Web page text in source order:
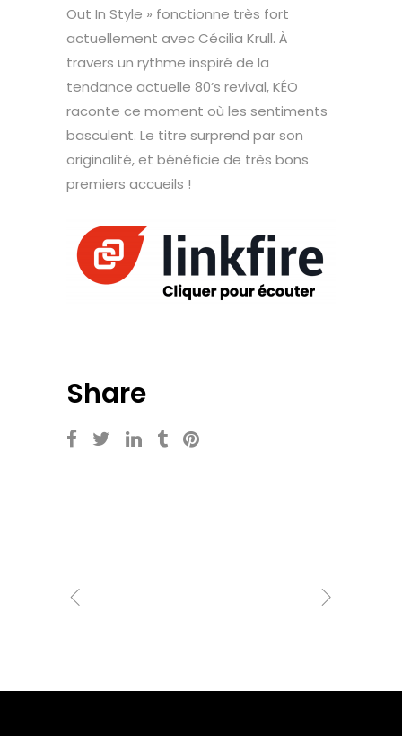
Out In Style » fonctionne très fort
actuellement avec Cécilia Krull. À
travers un rythme inspiré de la
tendance actuelle 80’s revival, KÉO
raconte ce moment où les sentiments
basculent. Le titre surprend par son
originalité, et bénéficie de très bons
premiers accueils !
Share